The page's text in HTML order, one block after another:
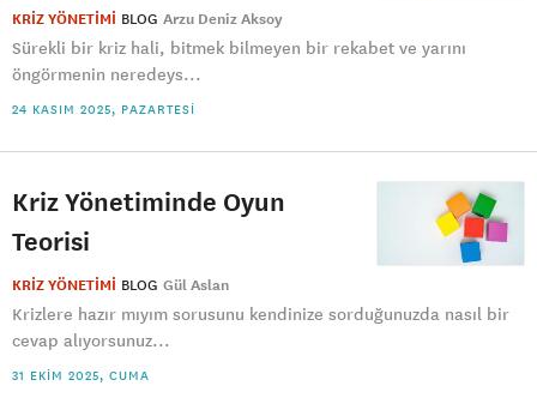
KRİZ YÖNETİMİ BLOG Arzu Deniz Aksoy
Sürekli bir kriz hali, bitmek bilmeyen bir rekabet ve yarını
öngörmenin neredeys...
24 KASIM 2025, PAZARTESI
Kriz Yönetiminde Oyun
Teorisi
KRİZ YÖNETİMİ BLOG Gül Aslan
Krizlere hazır mıyım sorusunu kendinize sorduğunuzda nasıl bir
cevap alıyorsunuz...
31 EKIM 2025, CUMA